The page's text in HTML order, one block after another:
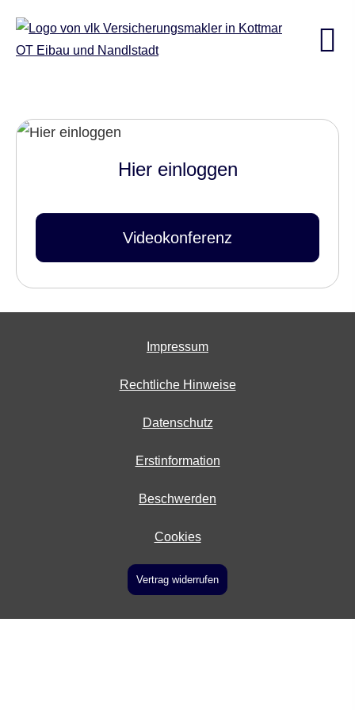
Hier einloggen
Videokonferenz
Impressum
Rechtliche Hinweise
Datenschutz
Erstinformation
Beschwerden
Cookies
Vertrag widerrufen